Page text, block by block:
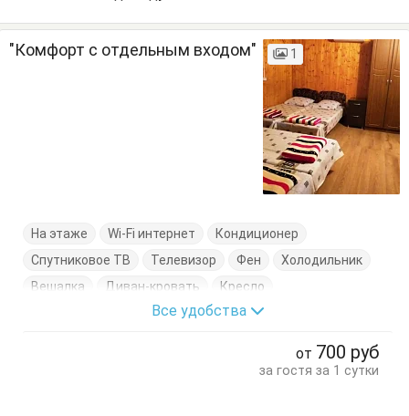
"Комфорт с отдельным входом" 1
На этаже Wi-Fi интернет
Кондиционер
Спутниковое ТВ
Телевизор Фен
Холодильник
Вешалка
Диван-кровать
Кресло
Кровать двуспальная
Все удобства
от 700 руб
за гостя за 1 сутки